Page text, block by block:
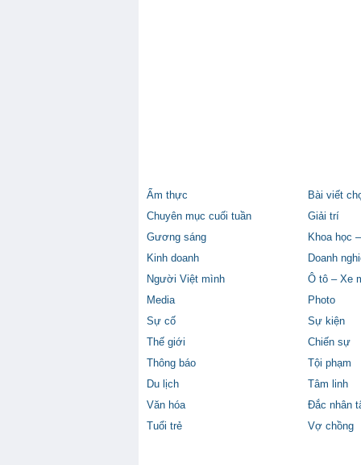
Ẩm thực Bài viết
Chuyên mục cuối tuần
Giải trí
Gương sáng
Khoa học
Kinh doanh
Doanh
Người Việt mình
Ô tô – Xe
Media
Photo
Sự cố
Sự kiện
Thế giới
Chiến sự
Thông báo
Tội phạm
Du lịch
Tâm linh
Văn hóa
Đắc nhân
Tuổi trẻ
Vợ chồng